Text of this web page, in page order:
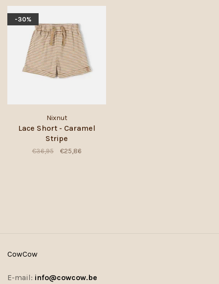
-30%
Nixnut
Lace Short - Caramel
Stripe
€36,95 €25,86
CowCow
E-mail: info@cowcow.be